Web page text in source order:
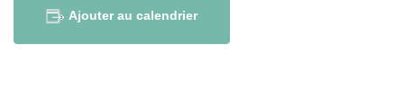
Ajouter au calendrier